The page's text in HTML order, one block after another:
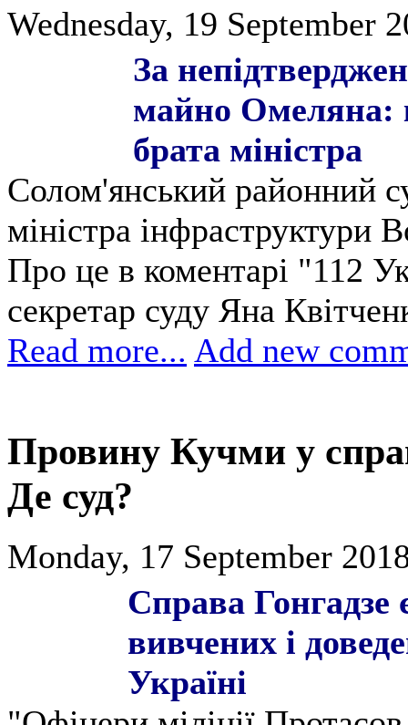
Wednesday, 19 September
За
майно Омеляна:
брата міністра
Солом'янський районний
міністра інфраструктури
Про це в коментарі "112
секретар суду Яна
Read more... Add new
Провину Кучми у
Де суд?
Monday, 17 September
Справа Гонгадзе
вивчених і
Україні